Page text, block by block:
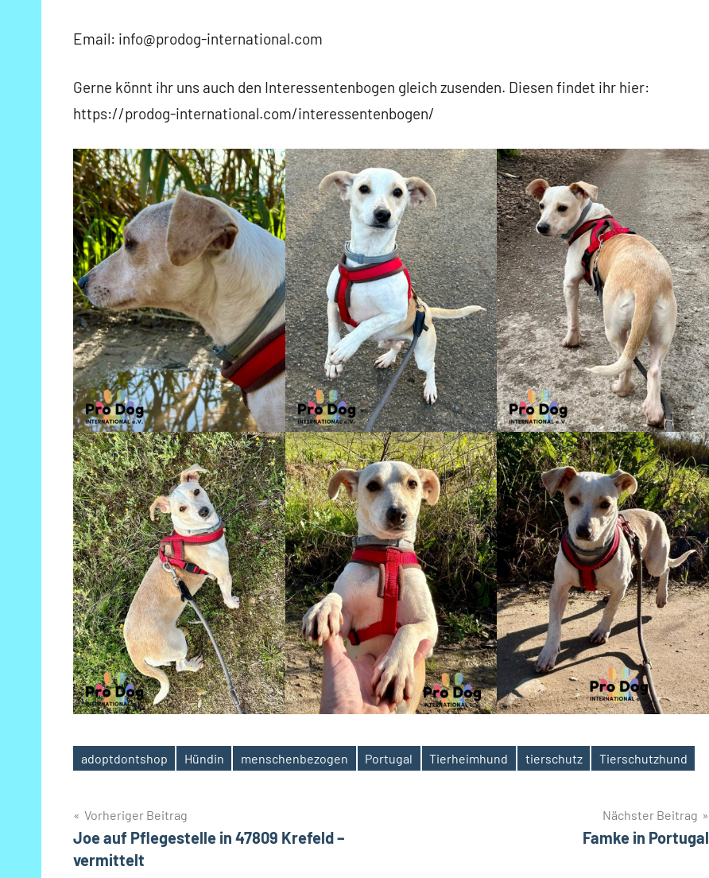
Email: info@prodog-international.com
Gerne könnt ihr uns auch den Interessentenbogen gleich zusenden. Diesen findet ihr hier:
https://prodog-international.com/interessentenbogen/
Schlagwörter
adoptdontshop Hündin menschenbezogen Portugal Tierheimhund tierschutz Tierschutzhund
Beitragsnavigation
Vorheriger Beitrag
Joe auf Pflegestelle in 47809 Krefeld –
vermittelt
Nächster Beitrag
Famke in Portugal